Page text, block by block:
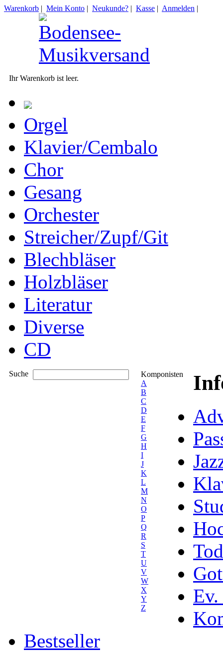
Warenkorb | Mein Konto | Neukunde? | Kasse | Anmelden |
Ihr Warenkorb ist leer.
Orgel
Klavier/Cembalo
Chor
Gesang
Orchester
Streicher/Zupf/Git
Blechbläser
Holzbläser
Literatur
Diverse
CD
Suche
Komponisten
A
B
C
D
E
F
G
H
I
J
K
L
M
N
O
P
Q
R
S
T
U
V
W
X
Y
Z
Ev.
Bestseller